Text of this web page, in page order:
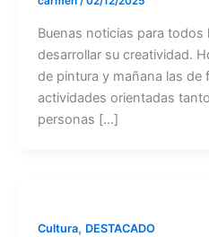
Buenas noticias para todos
desarrollar su creatividad.
de pintura y mañana las de
actividades orientadas
personas […]
Cultura, DESTACADO